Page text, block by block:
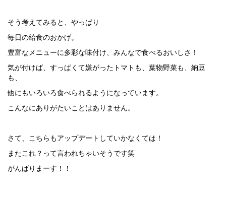
そう考えてみると、やっぱり
毎日の給食のおかげ。
豊富なメニューに多彩な味付け、みんなで食べるおいしさ！
気が付けば、すっぱくて嫌がったトマトも、葉物野菜も、納豆
も、
他にもいろいろ食べられるようになっています。
こんなにありがたいことはありません。
さて、こちらもアップデートしていかなくては！
またこれ？って言われちゃいそうです笑
がんばりまーす！！